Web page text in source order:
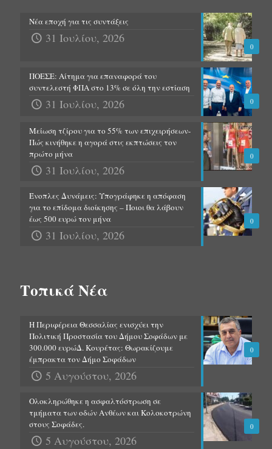
0
Νέα εποχή για τις συντάξεις
31 Ιουλίου, 2026
0
ΠΟΕΣΕ: Αίτημα για επαναφορά του
συντελεστή ΦΠΑ στο 13% σε όλη την εστίαση
31 Ιουλίου, 2026
0
Μείωση τζίρου για το 55% των επιχειρήσεων-
Πώς κινήθηκε η αγορά στις εκπτώσεις τον
πρώτο μήνα
31 Ιουλίου, 2026
0
Ένοπλες Δυνάμεις: Υπογράφηκε η απόφαση
για το επίδομα διοίκησης – Ποιοι θα λάβουν
έως 500 ευρώ τον μήνα
31 Ιουλίου, 2026
Τοπικά Νέα
0
Η Περιφέρεια Θεσσαλίας ενισχύει την
Πολιτική Προστασία του Δήμου Σοφάδων με
300.000 ευρώΔ. Κουρέτας: Θωρακίζουμε
έμπρακτα τον Δήμο Σοφάδων
5 Αυγούστου, 2026
0
Ολοκληρώθηκε η ασφαλτόστρωση σε
τμήματα των οδών Ανθέων και Κολοκοτρώνη
στους Σοφάδες.
5 Αυγούστου, 2026